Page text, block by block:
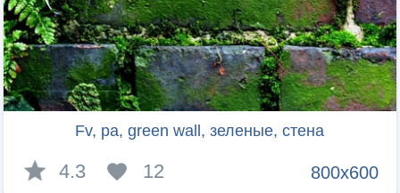
Fv, pa, green wall, зеленые, стена
800x600
4.3 12